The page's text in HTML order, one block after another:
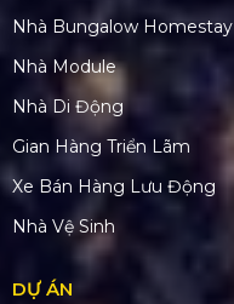
Nhà Bungalow Homestay
Nhà Module
Nhà Di Động
Gian Hàng Triển Lãm
Xe Bán Hàng Lưu Động
Nhà Vệ Sinh
DỰ ÁN